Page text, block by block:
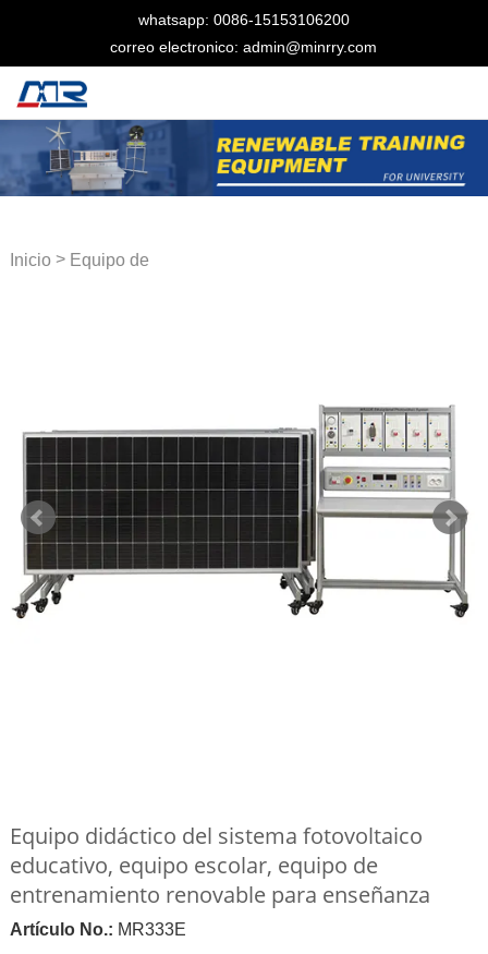
whatsapp: 0086-15153106200
correo electronico: admin@minrry.com
Inicio> Equipo de
Equipo didáctico del sistema fotovoltaico
educativo, equipo escolar, equipo de
entrenamiento renovable para enseñanza
Artículo No.: MR333E